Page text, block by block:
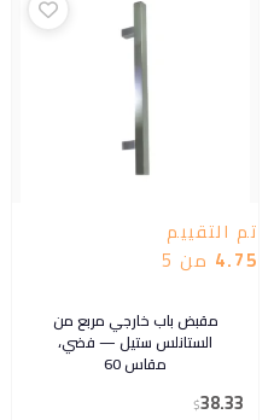
تم التقييم
4.75 من 5
مقبض باب خارجي مربع من
الستانلس ستيل — فضي،
مقاس 60
$38.33